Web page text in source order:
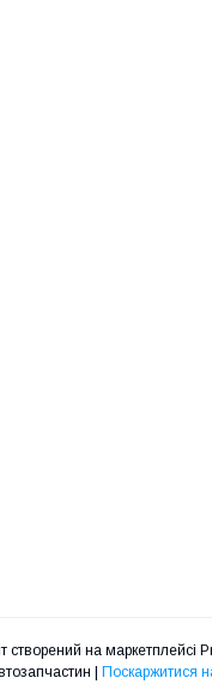
створений на маркетплейсі
Поскаржитися